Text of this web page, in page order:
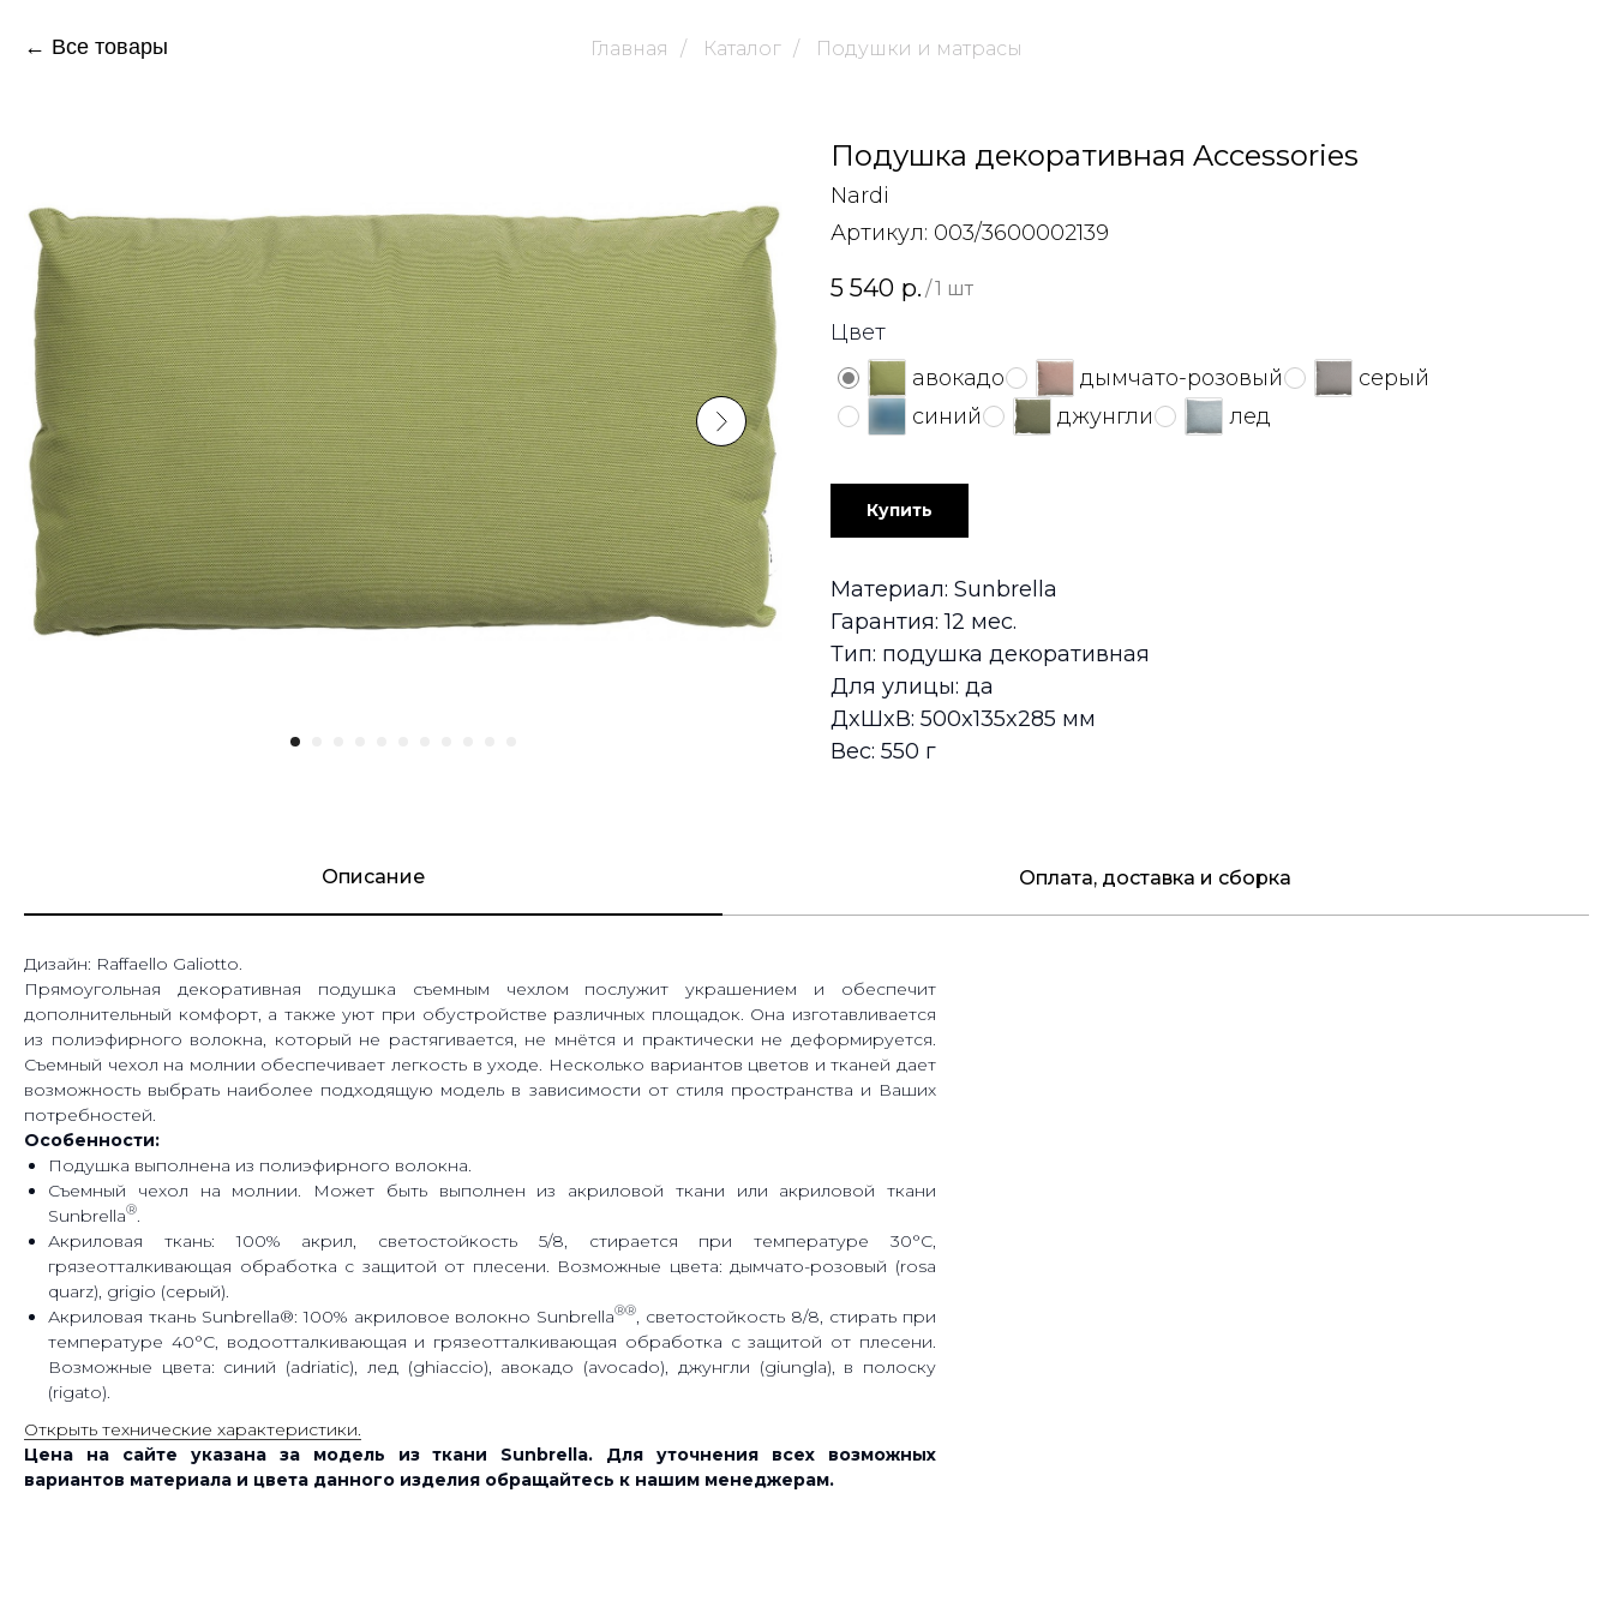
← Все товары Главная / Каталог / Подушки и матрасы
Подушка декоративная Accessories
Nardi
Артикул: 003/3600002139
5 540 р. /1 шт
Цвет
авокадо
дымчато-розовый
серый
синий
джунгли лед
Купить
Материал: Sunbrella
Гарантия: 12 мес.
Тип: подушка декоративная
Для улицы: да
ДxШxВ: 500x135x285 мм
Вес: 550 г
Описание Оплата, доставка и сборка
Дизайн: Raffaello Galiotto.
Прямоугольная декоративная подушка съемным чехлом послужит украшением и обеспечит
дополнительный комфорт, а также уют при обустройстве различных площадок. Она изготавливается
из полиэфирного волокна, который не растягивается, не мнётся и практически не деформируется.
Съемный чехол на молнии обеспечивает легкость в уходе. Несколько вариантов цветов и тканей дает
возможность выбрать наиболее подходящую модель в зависимости от стиля пространства и Ваших
потребностей.
Особенности:
Подушка выполнена из полиэфирного волокна.
Съемный чехол на молнии. Может быть выполнен из акриловой ткани или акриловой ткани
Sunbrella®.
Акриловая ткань: 100% акрил, светостойкость 5/8, стирается при температуре 30°C,
грязеотталкивающая обработка с защитой от плесени. Возможные цвета: дымчато-розовый (rosa
quarz), grigio (серый).
Акриловая ткань Sunbrella®: 100% акриловое волокно Sunbrella®®, светостойкость 8/8, стирать при
температуре 40°C, водоотталкивающая и грязеотталкивающая обработка с защитой от плесени.
Возможные цвета: синий (adriatic), лед (ghiaccio), авокадо (avocado), джунгли (giungla), в полоску
(rigato).
Открыть технические характеристики.
Цена на сайте указана за модель из ткани Sunbrella. Для уточнения всех возможных
вариантов материала и цвета данного изделия обращайтесь к нашим менеджерам.